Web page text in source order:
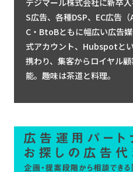
S広告、各種DSP、EC広告
C・BtoBともに幅広い広告
式アカウント、Hubspotと
携わり、集客からロイヤル
能。趣味は茶道と料理。